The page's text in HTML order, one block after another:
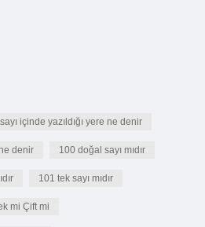
içinde yazıldığı yere ne denir
denir 100 doğal sayı mıdır
101 tek sayı mıdır
mi Çift mi